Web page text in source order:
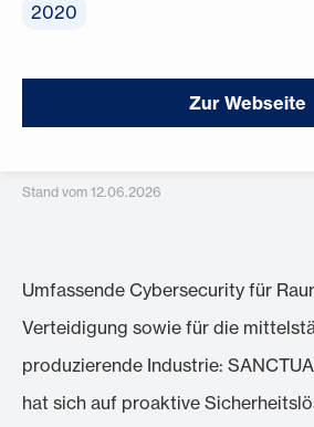
2020
Zur Webseite
Stand vom 12.06.2026
Umfassende Cybersecurity für
Verteidigung sowie für die
produzierende Industrie:
hat sich auf proaktive